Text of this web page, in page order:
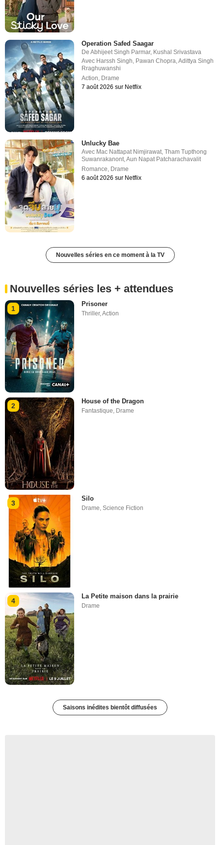
Operation Safed Saagar
DeAbhijeet Singh Parmar, Kushal Srivastava
Avec Harssh Singh, Pawan Chopra,Adittya Singh
Rraghuwanshi
Action, Drame
7 août 2026 sur Netflix
Unlucky Bae
Avec Mac Nattapat Nimjirawat,Tham Tupthong
Suwanrakanont,Aun Napat Patcharachavalit
Romance, Drame
6 août 2026 sur Netflix
Nouvelles séries en ce moment à la TV
Nouvelles séries les + attendues
1
Prisoner
Thriller,Action
2
House of the Dragon
Fantastique, Drame
3
Silo
Drame,Science Fiction
4
La Petite maison dans la prairie
Drame
Saisons inédites bientôt diffusées